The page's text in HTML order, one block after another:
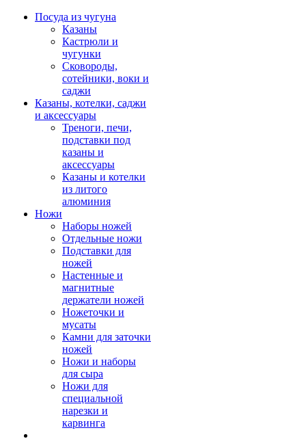
Посуда из чугуна
Казаны
Кастрюли и
чугунки
Сковороды,
сотейники, воки и
саджи
Казаны, котелки, саджи
и аксессуары
Треноги, печи,
подставки под
казаны и
аксессуары
Казаны и котелки
из литого
алюминия
Ножи
Наборы ножей
Отдельные ножи
Подставки для
ножей
Настенные и
магнитные
держатели ножей
Ножеточки и
мусаты
Камни для заточки
ножей
Ножи и наборы
для сыра
Ножи для
специальной
нарезки и
карвинга